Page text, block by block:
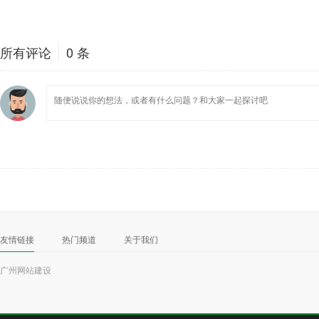
所有评论 0 条
友情链接 热门频道 关于我们
广州网站建设